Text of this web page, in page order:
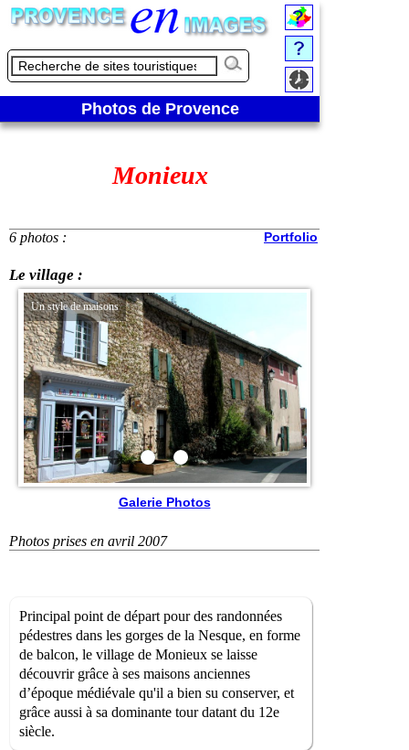
Photos de Provence
Monieux
6 photos : Portfolio
Le village :
Un style de maisons
Galerie Photos
Photos prises en avril 2007
Principal point de départ pour des randonnées
pédestres dans les gorges de la Nesque, en forme
de balcon, le village de Monieux se laisse
découvrir grâce à ses maisons anciennes
d’époque médiévale qu'il a bien su conserver, et
grâce aussi à sa dominante tour datant du 12e
siècle.